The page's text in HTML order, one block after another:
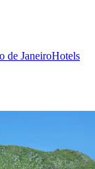
de JaneiroHotels